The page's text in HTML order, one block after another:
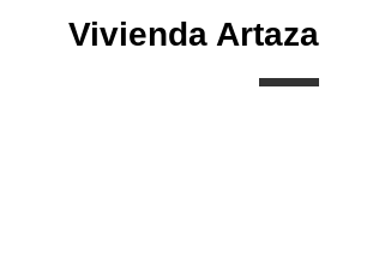
Vivienda Artaza